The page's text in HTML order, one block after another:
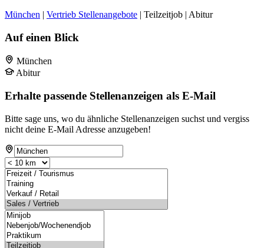
München | Vertrieb Stellenangebote | Teilzeitjob | Abitur
Auf einen Blick
München
Abitur
Erhalte passende Stellenanzeigen als E-Mail
Bitte sage uns, wo du ähnliche Stellenanzeigen suchst und vergiss
nicht deine E-Mail Adresse anzugeben!